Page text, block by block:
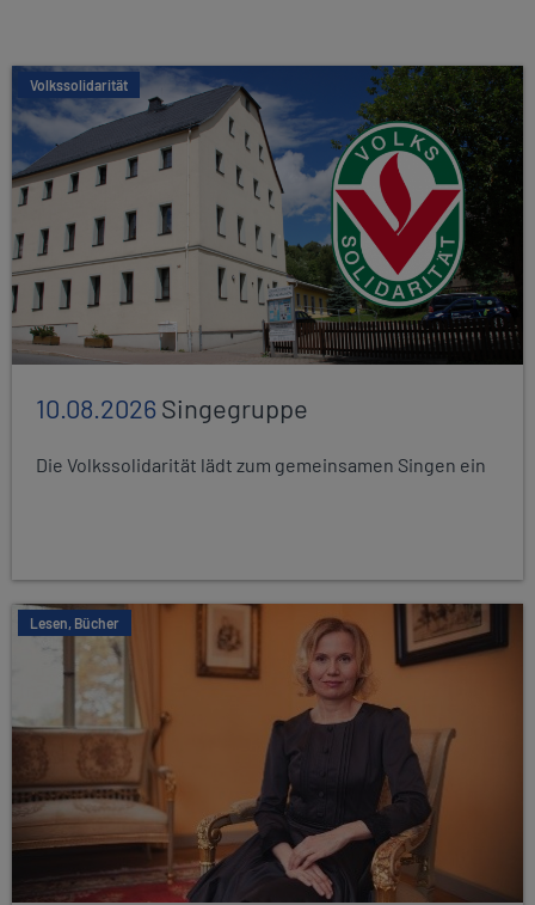
Volkssolidarität
10.08.2026Singegruppe
Die Volkssolidarität lädt zum gemeinsamen Singen ein
Lesen, Bücher